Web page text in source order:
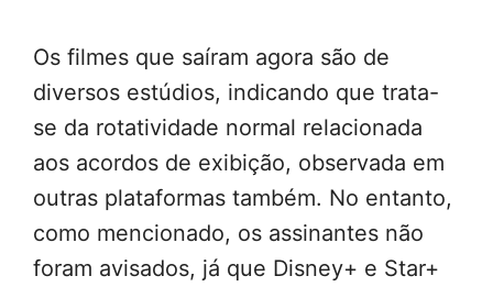
Os filmes que saíram agora são de
diversos estúdios, indicando que trata-
se da rotatividade normal relacionada
aos acordos de exibição, observada em
outras plataformas também. No entanto,
como mencionado, os assinantes não
foram avisados, já que Disney+ e Star+